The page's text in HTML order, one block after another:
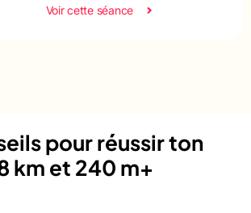
Voir cette séance
pour réussir ton
km et 240 m+